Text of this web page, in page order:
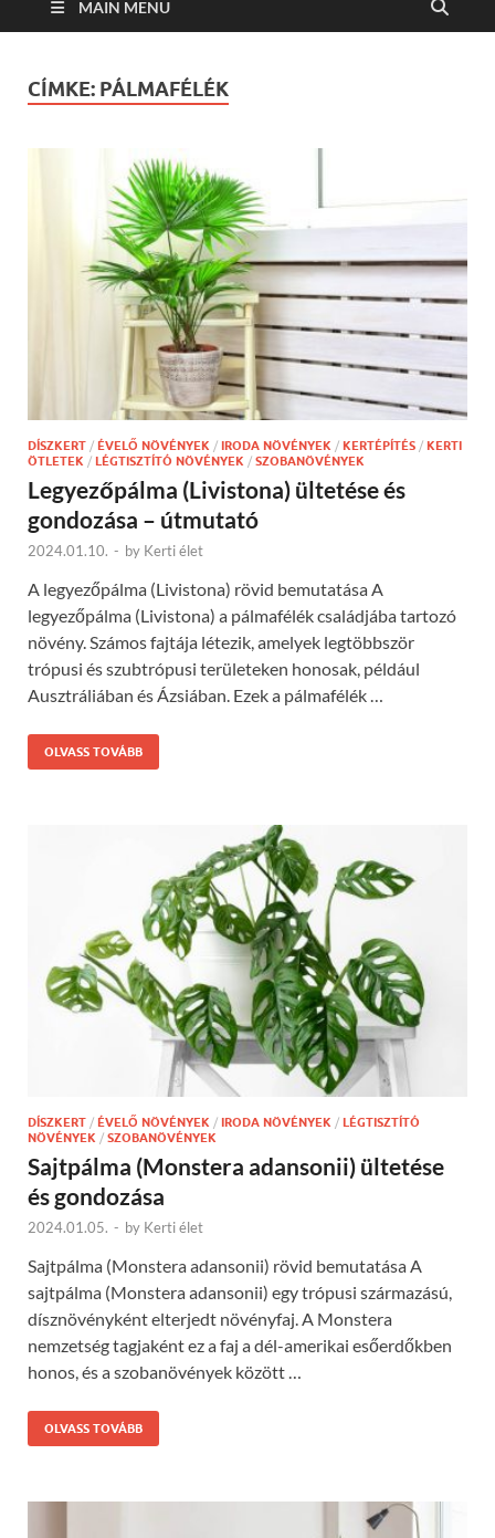
MAIN MENU
CÍMKE: PÁLMAFÉLÉK
DÍSZKERT / ÉVELŐ NÖVÉNYEK / IRODA NÖVÉNYEK / KERTÉPÍTÉS / KERTI
ÖTLETEK / LÉGTISZTÍTÓ NÖVÉNYEK / SZOBANÖVÉNYEK
Legyezőpálma (Livistona) ültetése és
gondozása – útmutató
2024.01.10. - by Kerti élet
A legyezőpálma (Livistona) rövid bemutatása A
legyezőpálma (Livistona) a pálmafélék családjába tartozó
növény. Számos fajtája létezik, amelyek legtöbbször
trópusi és szubtrópusi területeken honosak, például
Ausztráliában és Ázsiában. Ezek a pálmafélék …
OLVASS TOVÁBB
DÍSZKERT / ÉVELŐ NÖVÉNYEK / IRODA NÖVÉNYEK / LÉGTISZTÍTÓ
NÖVÉNYEK / SZOBANÖVÉNYEK
Sajtpálma (Monstera adansonii) ültetése
és gondozása
2024.01.05. - by Kerti élet
Sajtpálma (Monstera adansonii) rövid bemutatása A
sajtpálma (Monstera adansonii) egy trópusi származású,
dísznövényként elterjedt növényfaj. A Monstera
nemzetség tagjaként ez a faj a dél-amerikai esőerdőkben
honos, és a szobanövények között …
OLVASS TOVÁBB